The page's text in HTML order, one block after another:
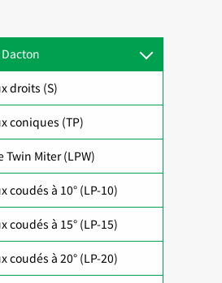
droits (S)
coniques (TP)
Twin Miter (LPW)
coudés à 10° (LP-10)
coudés à 15° (LP-15)
coudés à 20° (LP-20)